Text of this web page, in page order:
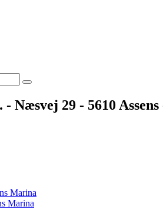
Næsvej 29 - 5610
Marina
Marina